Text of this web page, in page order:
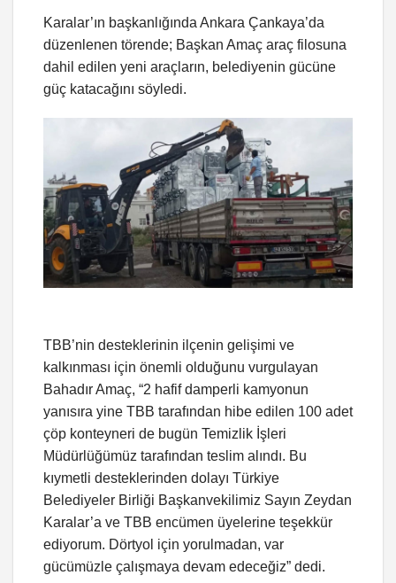
Karalar’ın başkanlığında Ankara Çankaya’da
düzenlenen törende; Başkan Amaç araç filosuna
dahil edilen yeni araçların, belediyenin gücüne
güç katacağını söyledi.
TBB’nin desteklerinin ilçenin gelişimi ve
kalkınması için önemli olduğunu vurgulayan
Bahadır Amaç, “2 hafif damperli kamyonun
yanısıra yine TBB tarafından hibe edilen 100 adet
çöp konteyneri de bugün Temizlik İşleri
Müdürlüğümüz tarafından teslim alındı. Bu
kıymetli desteklerinden dolayı Türkiye
Belediyeler Birliği Başkanvekilimiz Sayın Zeydan
Karalar’a ve TBB encümen üyelerine teşekkür
ediyorum. Dörtyol için yorulmadan, var
gücümüzle çalışmaya devam edeceğiz” dedi.